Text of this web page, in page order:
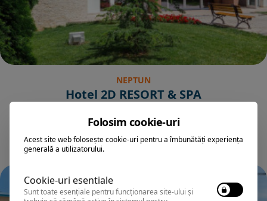
NEPTUN
Hotel 2D RESORT & SPA
Folosim cookie-uri
Acest site web folosește cookie-uri pentru a îmbunătăți experiența
generală a utilizatorului.
Cookie-uri esentiale
Sunt toate esențiale pentru funcționarea site-ului și